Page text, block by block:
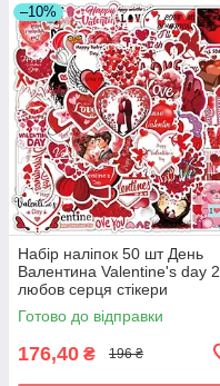
–10%
Набір наліпок 50 шт День
Валентина Valentine's day 2,
любов серця стікери
стікерпак стікербомбінг
Готово до відправки
176,40 ₴ 196 ₴